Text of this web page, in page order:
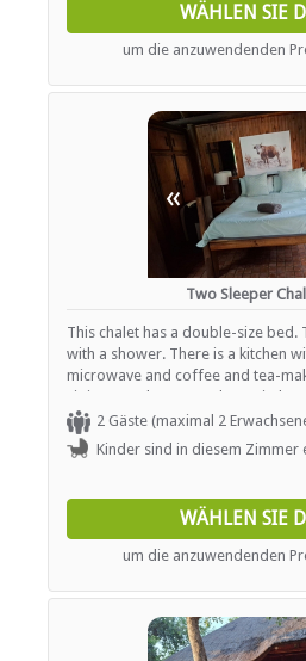
WÄHLEN SIE
um die anzuwendenden
«
Two Sleeper
This chalet has a double-size
with a shower. There is a kitchen
microwave and coffee and tea-
sitting area has a TV. The patio
a braai area.
2 Gäste (maximal 2
Kinder sind in diesem Zimmer
WÄHLEN SIE
um die anzuwendenden